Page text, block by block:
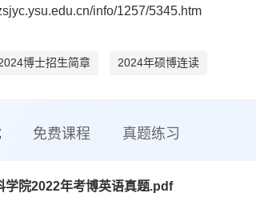
info/1257/5345.htm
博士招生简章 2024年硕博连读
免费课程 真题练习
学院2022年考博英语真题.pdf